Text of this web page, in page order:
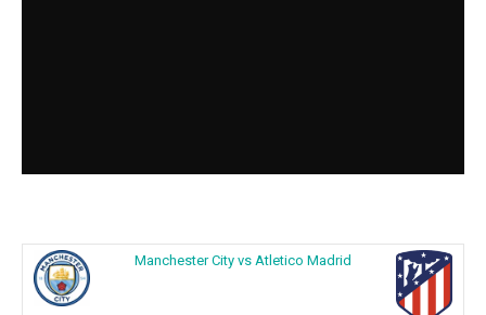
Manchester City vs Atletico Madrid